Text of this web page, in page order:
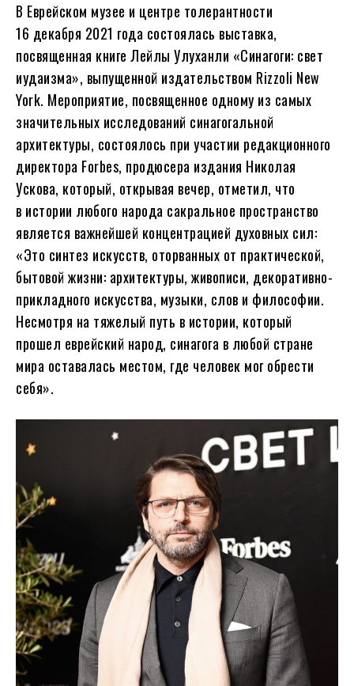
В Еврейском музее и центре толерантности
16 декабря 2021 года состоялась выставка,
посвященная книге Лейлы Улуханли «Синагоги: свет
иудаизма», выпущенной издательством Rizzoli New
York. Мероприятие, посвященное одному из самых
значительных исследований синагогальной
архитектуры, состоялось при участии редакционного
директора Forbes, продюсера издания Николая
Ускова, который, открывая вечер, отметил, что
в истории любого народа сакральное пространство
является важнейшей концентрацией духовных сил:
«Это синтез искусств, оторванных от практической,
бытовой жизни: архитектуры, живописи, декоративно-
прикладного искусства, музыки, слов и философии.
Несмотря на тяжелый путь в истории, который
прошел еврейский народ, синагога в любой стране
мира оставалась местом, где человек мог обрести
себя».